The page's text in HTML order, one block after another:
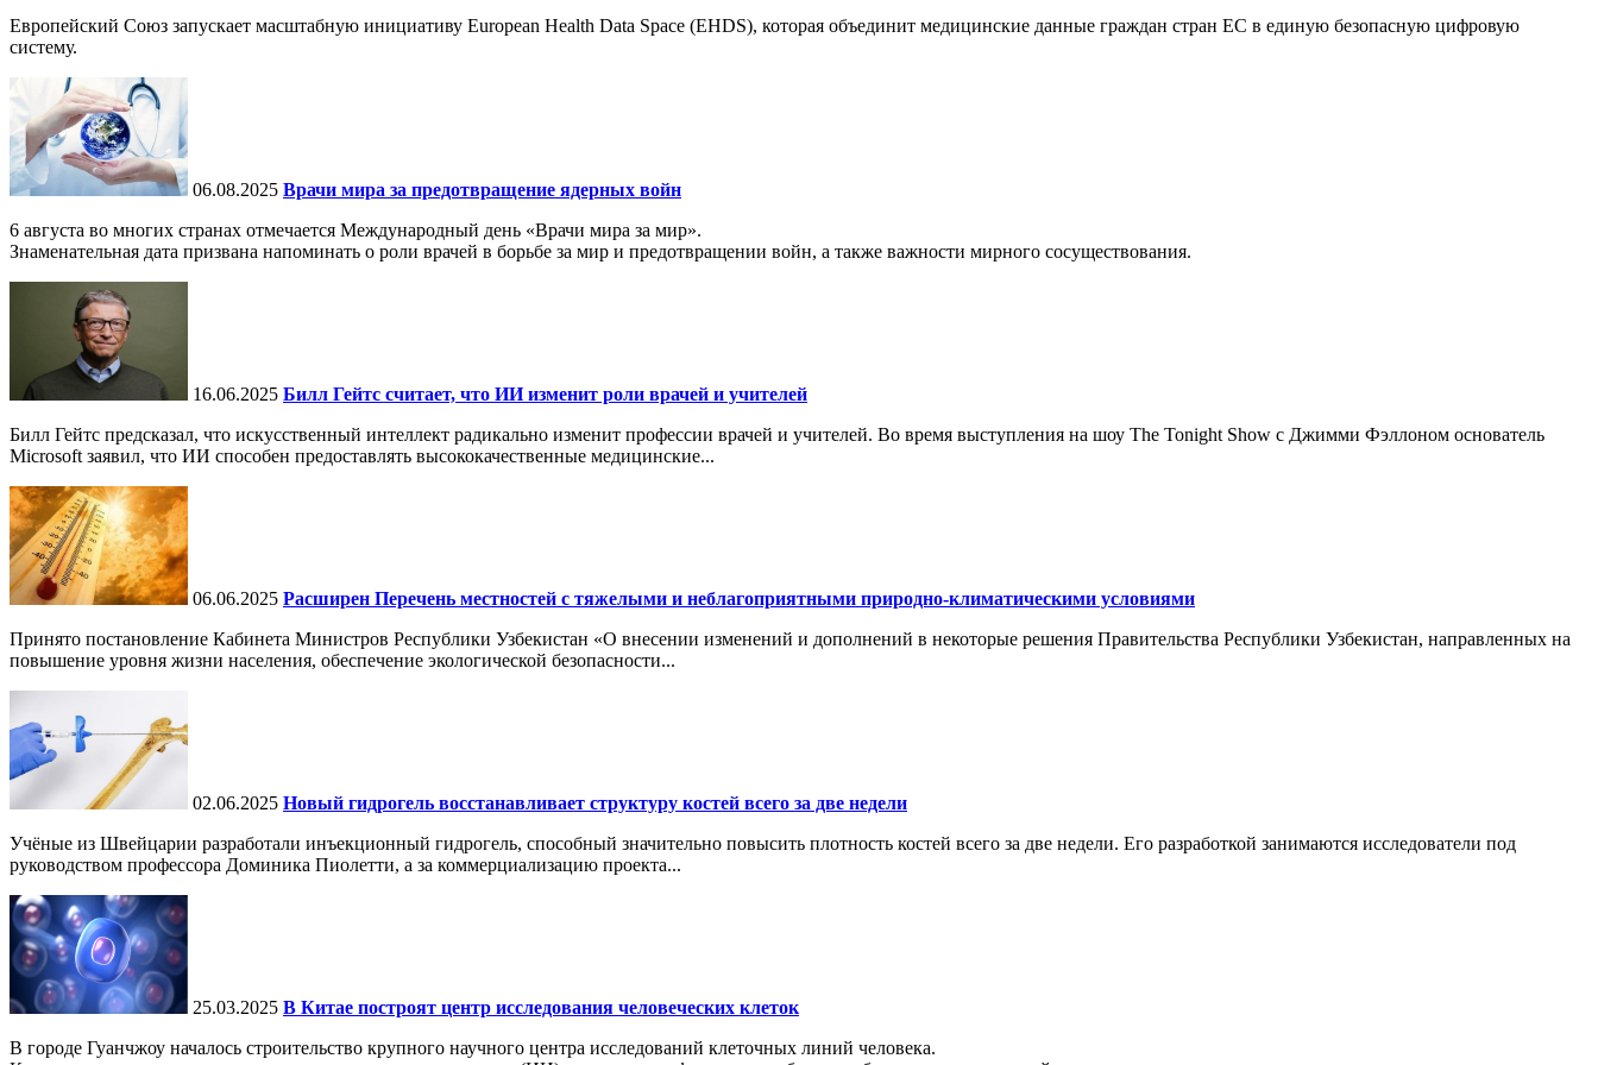
Европейский Союз запускает масштабную инициативу European Health Data Space (EHDS), которая объединит медицинские данные граждан стран ЕС в единую безопасную цифровую
систему.
06.08.2025 Врачи мира за предотвращение ядерных войн
6 августа во многих странах отмечается Международный день «Врачи мира за мир».
Знаменательная дата призвана напоминать о роли врачей в борьбе за мир и предотвращении войн, а также важности мирного сосуществования.
16.06.2025 Билл Гейтс считает, что ИИ изменит роли врачей и учителей
Билл Гейтс предсказал, что искусственный интеллект радикально изменит профессии врачей и учителей. Во время выступления на шоу The Tonight Show с Джимми Фэллоном основатель
Microsoft заявил, что ИИ способен предоставлять высококачественные медицинские...
06.06.2025 Расширен Перечень местностей с тяжелыми и неблагоприятными природно-климатическими условиями
Принято постановление Кабинета Министров Республики Узбекистан «О внесении изменений и дополнений в некоторые решения Правительства Республики Узбекистан, направленных на
повышение уровня жизни населения, обеспечение экологической безопасности...
02.06.2025 Новый гидрогель восстанавливает структуру костей всего за две недели
Учёные из Швейцарии разработали инъекционный гидрогель, способный значительно повысить плотность костей всего за две недели. Его разработкой занимаются исследователи под
руководством профессора Доминика Пиолетти, а за коммерциализацию проекта...
25.03.2025 В Китае построят центр исследования человеческих клеток
В городе Гуанчжоу началось строительство крупного научного центра исследований клеточных линий человека.